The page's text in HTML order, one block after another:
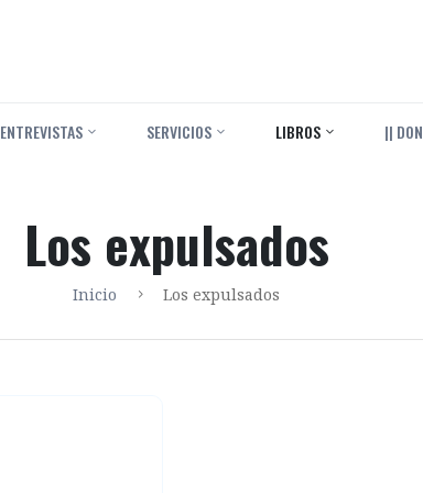
ENTREVISTAS SERVICIOS LIBROS ||
Los expulsados
Inicio Los expulsados